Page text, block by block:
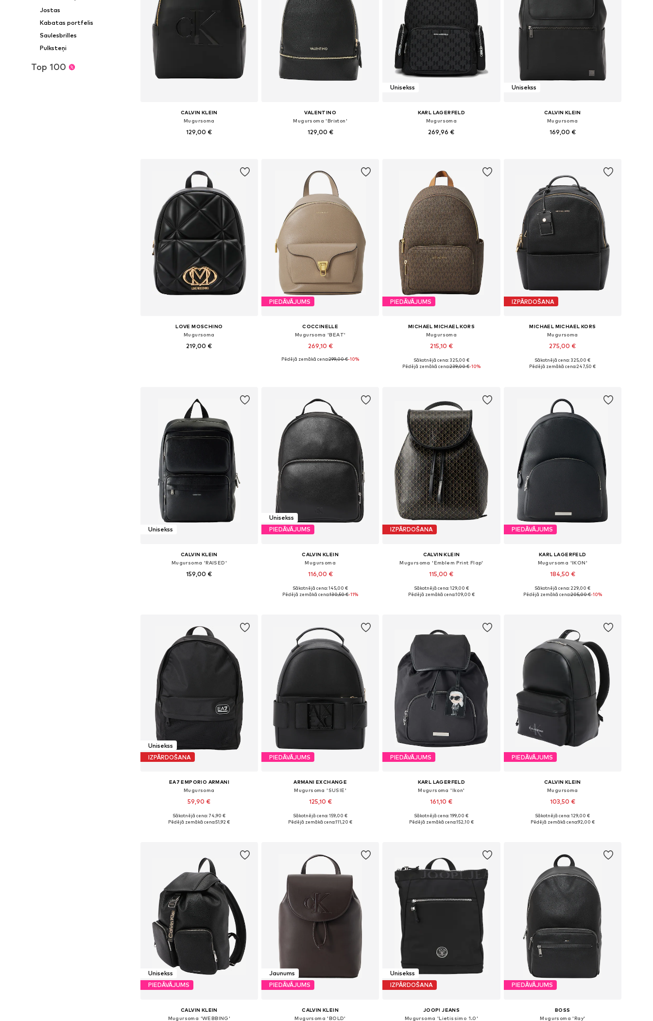
Jostas
Kabatas portfelis
Saulesbrilles
Pulksteņi
Top 100
CALVIN KLEIN
Mugursoma
129,00 €
VALENTINO
Mugursoma 'Brixton'
129,00 €
Unisekss
KARL LAGERFELD
Mugursoma
269,96 €
Unisekss
CALVIN KLEIN
Mugursoma
169,00 €
LOVE MOSCHINO
Mugursoma
219,00 €
PIEDĀVĀJUMS
COCCINELLE
Mugursoma 'BEAT'
269,10 €
Pieejamie izmēri: One Size
Pēdējā zemākā cena:299,00 €-10%
PIEDĀVĀJUMS
MICHAEL MICHAEL KORS
Mugursoma
215,10 €
Pieejamie izmēri: One Size
Sākotnējā cena: 325,00 €
Pēdējā zemākā cena:239,00 €-10%
IZPĀRDOŠANA
MICHAEL MICHAEL KORS
Mugursoma
275,00 €
Pieejamie izmēri: One Size
Sākotnējā cena: 325,00 €
Pēdējā zemākā cena:247,50 €
Unisekss
CALVIN KLEIN
Mugursoma 'RAISED'
159,00 €
Unisekss
PIEDĀVĀJUMS
CALVIN KLEIN
Mugursoma
116,00 €
Pieejamie izmēri: One Size
Sākotnējā cena: 145,00 €
Pēdējā zemākā cena:130,50 €-11%
IZPĀRDOŠANA
CALVIN KLEIN
Mugursoma 'Emblem Print Flap'
115,00 €
Pieejamie izmēri: One Size
Sākotnējā cena: 129,00 €
Pēdējā zemākā cena:109,00 €
PIEDĀVĀJUMS
KARL LAGERFELD
Mugursoma 'IKON'
184,50 €
Pieejamie izmēri: One Size
Sākotnējā cena: 229,00 €
Pēdējā zemākā cena:205,00 €-10%
Unisekss
IZPĀRDOŠANA
EA7 EMPORIO ARMANI
Mugursoma
59,90 €
Pieejamie izmēri: One Size
Sākotnējā cena: 74,90 €
Pēdējā zemākā cena:51,92 €
PIEDĀVĀJUMS
ARMANI EXCHANGE
Mugursoma 'SUSIE'
125,10 €
Pieejamie izmēri: One Size
Sākotnējā cena: 159,00 €
Pēdējā zemākā cena:111,20 €
PIEDĀVĀJUMS
KARL LAGERFELD
Mugursoma 'Ikon'
161,10 €
Pieejamie izmēri: One Size
Sākotnējā cena: 199,00 €
Pēdējā zemākā cena:152,10 €
PIEDĀVĀJUMS
CALVIN KLEIN
Mugursoma
103,50 €
Pieejamie izmēri: One Size
Sākotnējā cena: 129,00 €
Pēdējā zemākā cena:92,00 €
Unisekss
PIEDĀVĀJUMS
CALVIN KLEIN
Mugursoma 'WEBBING'
Jaunums
PIEDĀVĀJUMS
CALVIN KLEIN
Mugursoma 'BOLD'
Unisekss
IZPĀRDOŠANA
JOOP! JEANS
Mugursoma 'Lietissimo 1.0'
PIEDĀVĀJUMS
BOSS
Mugursoma 'Ray'